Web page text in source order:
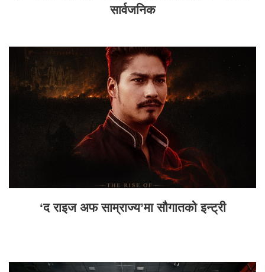
सार्वजनिक
‘द राइज अफ साम्राज्य’मा सौगातको इन्ट्री